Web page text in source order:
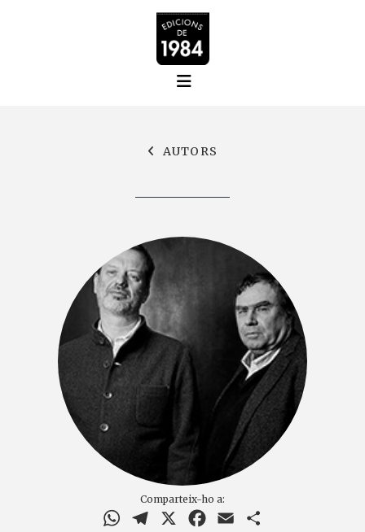
AUTORS
Comparteix-ho a:
WhatsAppTelegram Facebook
Email